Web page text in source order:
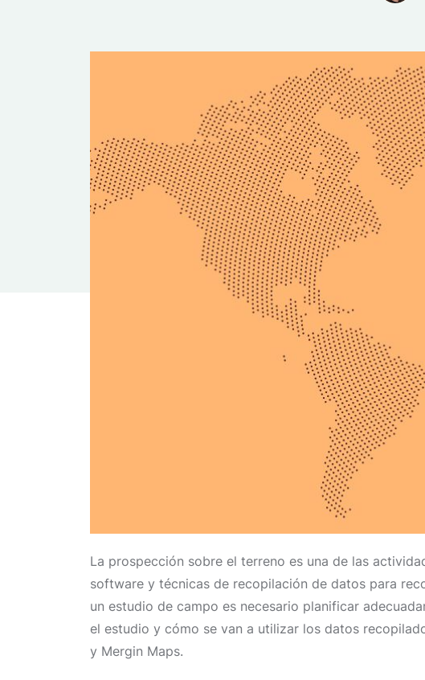
La prospección sobre el terreno es una de las
software y técnicas de recopilación de datos para
un estudio de campo es necesario planificar
el estudio y cómo se van a utilizar los datos
y Mergin Maps.